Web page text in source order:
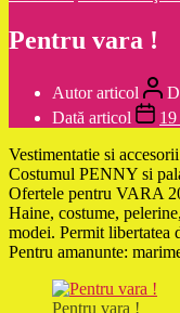
Pentru vara !
Autor articol
Dată articol
Vestimentatie si
Costumul PENNY si
Ofertele pentru VARA
Haine, costume,
modei. Permit libertatea
Pentru amanunte:
Pentru vara !